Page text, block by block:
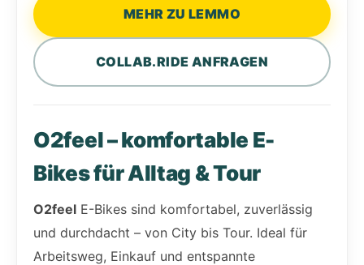
MEHR ZU LEMMO
COLLAB.RIDE ANFRAGEN
O2feel – komfortable E-
Bikes für Alltag & Tour
O2feel E-Bikes sind komfortabel, zuverlässig
und durchdacht – von City bis Tour. Ideal für
Arbeitsweg, Einkauf und entspannte